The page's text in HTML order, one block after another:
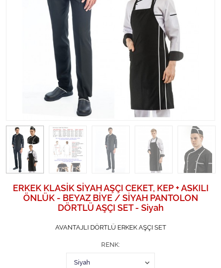
ERKEK KLASİK SİYAH AŞÇI CEKET, KEP + ASKILI
ÖNLÜK - BEYAZ BİYE / SİYAH PANTOLON
DÖRTLÜ AŞÇI SET - Siyah
AVANTAJLI DÖRTLÜ ERKEK AŞÇI SET
RENK